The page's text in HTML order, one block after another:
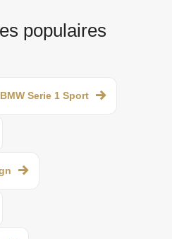
populaires
BMW Serie 1 Sport